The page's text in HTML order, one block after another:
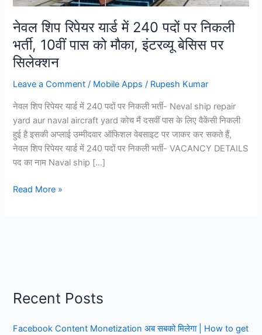
नेवल शिप रिपेयर यार्ड में 240 पदों पर निकली
भर्ती, 10वीं पास को मौका, इंटरव्यू बेसिस पर
सिलेक्शन
Leave a Comment / Mobile Apps / Rupesh Kumar
नेवल शिप रिपेयर यार्ड में 240 पदों पर निकली भर्ती- Neval ship repair
yard aur naval aircraft yard कोच मैं दसवीं पास के लिए वैकेंसी निकली
हुई है इसकी अप्लाई उम्मीदवार ऑफिशल वेबसाइट पर जाकर कर सकते हैं,
नेवल शिप रिपेयर यार्ड में 240 पदों पर निकली भर्ती- VACANCY DETAILS
पद का नाम Naval ship […]
नेवल
निकली
10वीं
Read More »
Recent Posts
Facebook Content Monetization अब सबको मिलेगा | How to get